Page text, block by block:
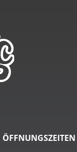
ÖFFNUNGSZEITEN